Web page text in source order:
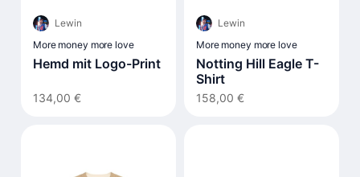
Lewin
More money more love
Hemd mit Logo-Print
134,00 €
Lewin
More money more love
Notting Hill Eagle T-
Shirt
158,00 €